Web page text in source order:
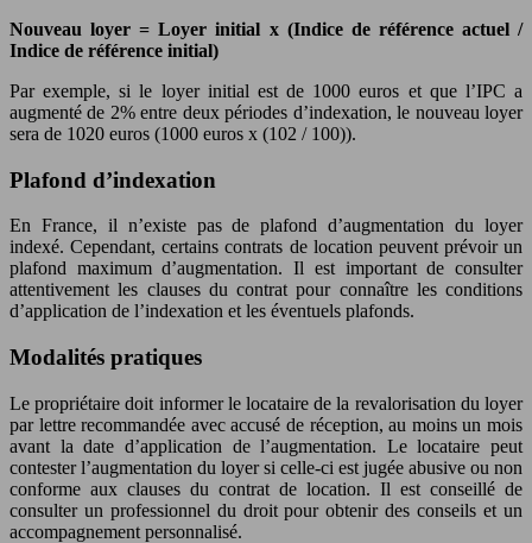
Nouveau loyer = Loyer initial x (Indice de référence actuel /
Indice de référence initial)
Par exemple, si le loyer initial est de 1000 euros et que l’IPC a
augmenté de 2% entre deux périodes d’indexation, le nouveau loyer
sera de 1020 euros (1000 euros x (102 / 100)).
Plafond d’indexation
En France, il n’existe pas de plafond d’augmentation du loyer
indexé. Cependant, certains contrats de location peuvent prévoir un
plafond maximum d’augmentation. Il est important de consulter
attentivement les clauses du contrat pour connaître les conditions
d’application de l’indexation et les éventuels plafonds.
Modalités pratiques
Le propriétaire doit informer le locataire de la revalorisation du loyer
par lettre recommandée avec accusé de réception, au moins un mois
avant la date d’application de l’augmentation. Le locataire peut
contester l’augmentation du loyer si celle-ci est jugée abusive ou non
conforme aux clauses du contrat de location. Il est conseillé de
consulter un professionnel du droit pour obtenir des conseils et un
accompagnement personnalisé.